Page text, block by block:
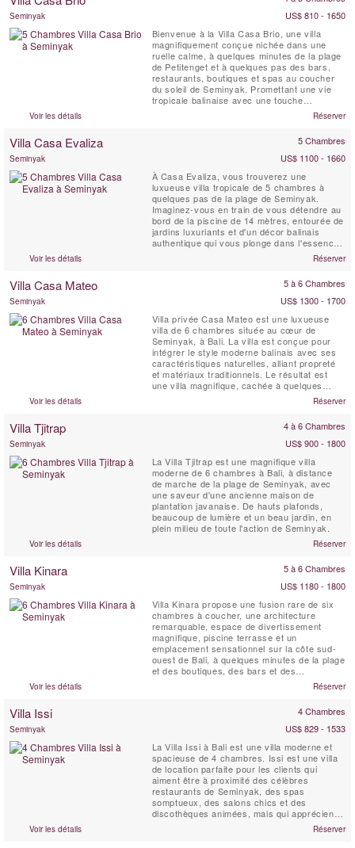
Seminyak
US$ 810 - 1650
Bienvenue à la Villa Casa Brio, une villa
magnifiquement conçue nichée dans une
ruelle calme, à quelques minutes de la plage
de Petitenget et à quelques pas des bars,
restaurants, boutiques et spas au coucher
du soleil de Seminyak. Promettant une vie
tropicale balinaise avec une touche
contemporaine, la villa ultra-spacieuse de
cinq chambres Casa Brio est conçue pour
et est livrée avec une équipe complète de
Voir les détails Réserver
Villa Casa Evaliza 5 Chambres
Seminyak
US$ 1100 - 1660
À Casa Evaliza, vous trouverez une
luxueuse villa tropicale de 5 chambres à
quelques pas de la plage de Seminyak.
Imaginez-vous en train de vous détendre au
bord de la piscine de 14 mètres, entourée de
jardins luxuriants et d'un décor balinais
authentique qui vous plonge dans l'essence
de l'île. Vos journées commencent par un
petit-déjeuner préparé par une équipe de
vous prélassant au bord de la piscine ou en
Voir les détails Réserver
Villa Casa Mateo 5 à 6 Chambres
Seminyak
US$ 1300 - 1700
Villa privée Casa Mateo est une luxueuse
villa de 6 chambres située au cœur de
Seminyak, à Bali. La villa est conçue pour
intégrer le style moderne balinais avec ses
caractéristiques naturelles, alliant propreté
et matériaux traditionnels. Le résultat est
une villa magnifique, cachée à quelques
minutes seulement de la zone la plus animée
de Bali. Villa Casa Mateo offre de vastes
manger, une piscine privée de 20 x 4 mètres
Voir les détails Réserver
Villa Tjitrap 4 à 6 Chambres
Seminyak
US$ 900 - 1800
La Villa Tjitrap est une magnifique villa
moderne de 6 chambres à Bali, à distance
de marche de la plage de Seminyak, avec
une saveur d'une ancienne maison de
plantation javanaise. De hauts plafonds,
beaucoup de lumière et un beau jardin, en
plein milieu de toute l'action de Seminyak.
Voir les détails Réserver
Villa Kinara 5 à 6 Chambres
Seminyak
US$ 1180 - 1800
Villa Kinara propose une fusion rare de six
chambres à coucher, une architecture
remarquable, espace de divertissement
magnifique, piscine terrasse et un
emplacement sensationnel sur la côte sud-
ouest de Bali, à quelques minutes de la plage
et des boutiques, des bars et des
Voir les détails Réserver
Villa Issi 4 Chambres
Seminyak
US$ 829 - 1533
La Villa Issi à Bali est une villa moderne et
spacieuse de 4 chambres. Issi est une villa
de location parfaite pour les clients qui
aiment être à proximité des célèbres
restaurants de Seminyak, des spas
somptueux, des salons chics et des
discothèques animées, mais qui apprécient
également l'intimité et le confort d'une villa de
Voir les détails Réserver